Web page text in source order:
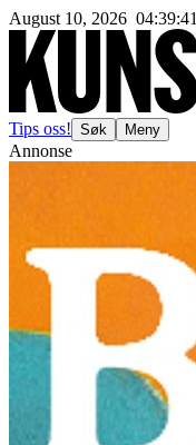
August 10, 2026 04:39:44
Tips oss! Søk Meny
Annonse